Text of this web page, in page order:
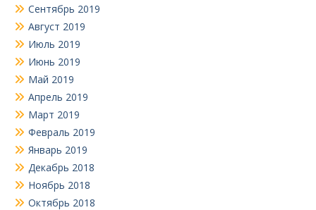
Сентябрь 2019
Август 2019
Июль 2019
Июнь 2019
Май 2019
Апрель 2019
Март 2019
Февраль 2019
Январь 2019
Декабрь 2018
Ноябрь 2018
Октябрь 2018